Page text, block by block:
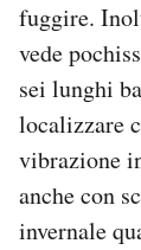
fuggire.
vede
sei lunghi
localizzare
vibrazione
anche con
invernale